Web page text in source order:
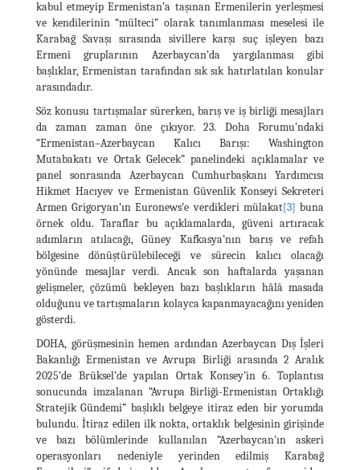
kabul etmeyip Ermenistan’a taşınan Ermenilerin yerleşmesi
ve kendilerinin “mülteci” olarak tanımlanması meselesi ile
Karabağ Savaşı sırasında sivillere karşı suç işleyen bazı
Ermeni gruplarının Azerbaycan’da yargılanması gibi
başlıklar, Ermenistan tarafından sık sık hatırlatılan konular
arasındadır.
Söz konusu tartışmalar sürerken, barış ve iş birliği mesajları
da zaman zaman öne çıkıyor. 23. Doha Forumu’ndaki
“Ermenistan–Azerbaycan Kalıcı Barışı: Washington
Mutabakatı ve Ortak Gelecek” panelindeki açıklamalar ve
panel sonrasında Azerbaycan Cumhurbaşkanı Yardımcısı
Hikmet Hacıyev ve Ermenistan Güvenlik Konseyi Sekreteri
Armen Grigoryan’ın Euronews’e verdikleri mülakat[3] buna
örnek oldu. Taraflar bu açıklamalarda, güveni artıracak
adımların atılacağı, Güney Kafkasya’nın barış ve refah
bölgesine dönüştürülebileceği ve sürecin kalıcı olacağı
yönünde mesajlar verdi. Ancak son haftalarda yaşanan
gelişmeler, çözümü bekleyen bazı başlıkların hâlâ masada
olduğunu ve tartışmaların kolayca kapanmayacağını yeniden
gösterdi.
DOHA, görüşmesinin hemen ardından Azerbaycan Dış İşleri
Bakanlığı Ermenistan ve Avrupa Birliği arasında 2 Aralık
2025’de Brüksel’de yapılan Ortak Konsey’in 6. Toplantısı
sonucunda imzalanan “Avrupa Birliği-Ermenistan Ortaklığı
Stratejik Gündemi” başlıklı belgeye itiraz eden bir yorumda
bulundu. İtiraz edilen ilk nokta, ortaklık belgesinin girişinde
ve bazı bölümlerinde kullanılan “Azerbaycan'ın askeri
operasyonları nedeniyle yerinden edilmiş Karabağ